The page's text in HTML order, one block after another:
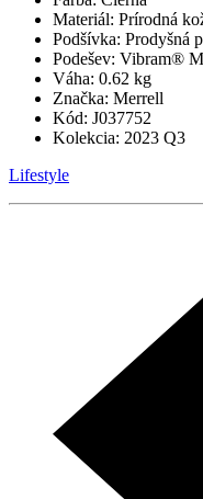
Materiál: Prírodná
Podšívka: Prodyšná
Podešev: Vibram®
Váha: 0.62 kg
Značka: Merrell
Kód: J037752
Kolekcia: 2023 Q3
Lifestyle